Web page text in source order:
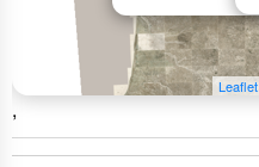
Leaflet
,